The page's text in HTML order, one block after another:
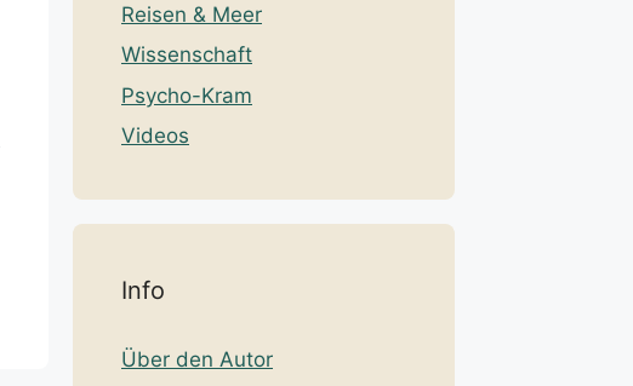
Reisen & Meer
Wissenschaft
Psycho-Kram
Videos
Info
Über den Autor